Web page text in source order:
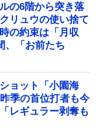
の6階から突き落
リュウの使い捨て
の約束は「月収
、「お前たち
ョット「小園海
季の首位打者も今
レギュラー剥奪も